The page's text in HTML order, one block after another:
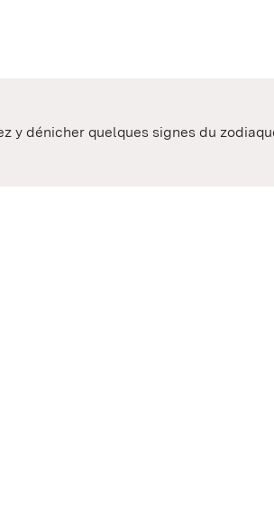
y dénicher quelques signes du